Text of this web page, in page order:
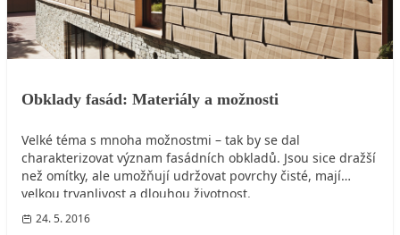
Obklady fasád: Materiály a možnosti
Velké téma s mnoha možnostmi – tak by se dal
charakterizovat význam fasádních obkladů. Jsou sice dražší
než omítky, ale umožňují udržovat povrchy čisté, mají
velkou trvanlivost a dlouhou životnost.
24. 5. 2016